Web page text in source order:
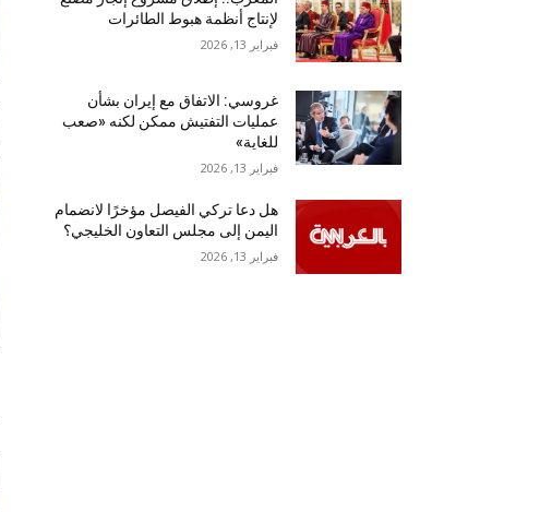
لإنتاج أنظمة هبوط الطائرات
فبراير 13, 2026
غروسي: الاتفاق مع إيران بشأن
عمليات التفتيش ممكن لكنه «صعب
للغاية»
فبراير 13, 2026
هل دعا تركي الفيصل مؤخرًا لانضمام
اليمن إلى مجلس التعاون الخليجي؟
فبراير 13, 2026